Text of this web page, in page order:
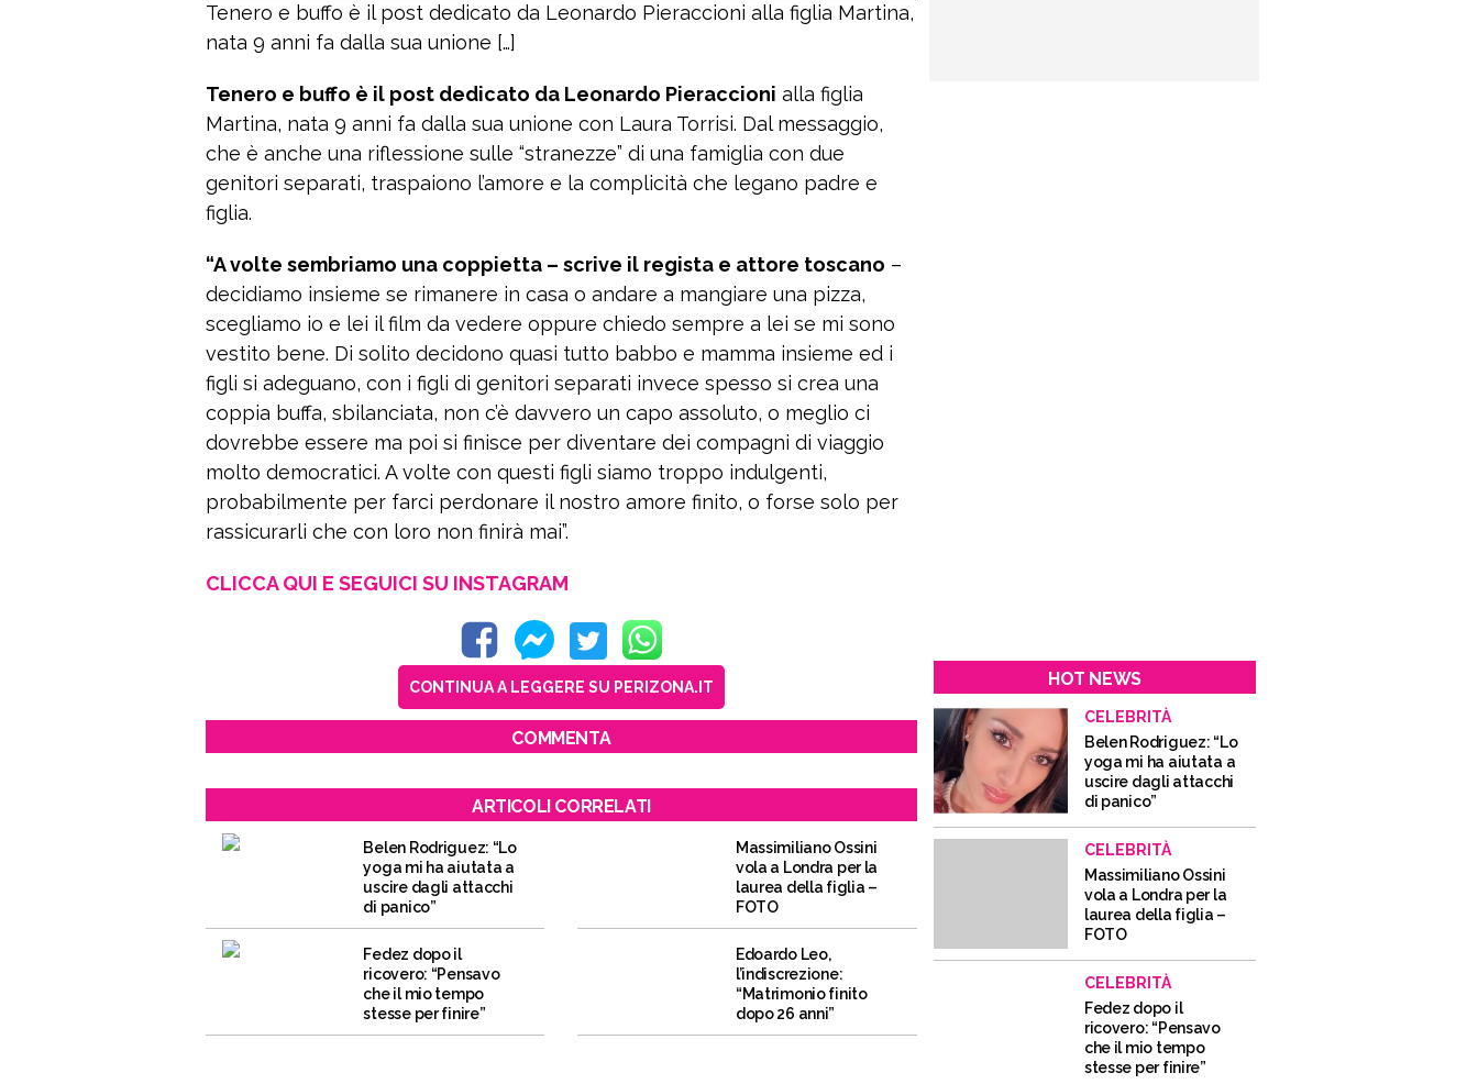
Tenero e buffo è il post dedicato da Leonardo Pieraccioni alla figlia Martina,
nata 9 anni fa dalla sua unione […]
Tenero e buffo è il post dedicato da Leonardo Pieraccioni alla figlia
Martina, nata 9 anni fa dalla sua unione con Laura Torrisi. Dal messaggio,
che è anche una riflessione sulle “stranezze” di una famiglia con due
genitori separati, traspaiono l’amore e la complicità che legano padre e
figlia.
“A volte sembriamo una coppietta – scrive il regista e attore toscano –
decidiamo insieme se rimanere in casa o andare a mangiare una pizza,
scegliamo io e lei il film da vedere oppure chiedo sempre a lei se mi sono
vestito bene. Di solito decidono quasi tutto babbo e mamma insieme ed i
figli si adeguano, con i figli di genitori separati invece spesso si crea una
coppia buffa, sbilanciata, non c’è davvero un capo assoluto, o meglio ci
dovrebbe essere ma poi si finisce per diventare dei compagni di viaggio
molto democratici. A volte con questi figli siamo troppo indulgenti,
probabilmente per farci perdonare il nostro amore finito, o forse solo per
rassicurarli che con loro non finirà mai”.
CLICCA QUI E SEGUICI SU INSTAGRAM
CONTINUA A LEGGERE SU PERIZONA.IT
COMMENTA
ARTICOLI CORRELATI
Belen Rodriguez: “Lo
yoga mi ha aiutata a
uscire dagli attacchi
di panico”
Massimiliano Ossini
vola a Londra per la
laurea della figlia –
FOTO
Fedez dopo il
ricovero: “Pensavo
che il mio tempo
stesse per finire”
Edoardo Leo,
l’indiscrezione:
“Matrimonio finito
dopo 26 anni”
HOT NEWS
CELEBRITÀ
Belen Rodriguez: “Lo
yoga mi ha aiutata a
uscire dagli attacchi
di panico”
CELEBRITÀ
Massimiliano Ossini
vola a Londra per la
laurea della figlia –
FOTO
CELEBRITÀ
Fedez dopo il
ricovero: “Pensavo
che il mio tempo
stesse per finire”